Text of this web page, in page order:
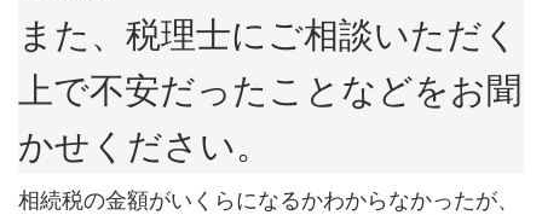
また、税理士にご相談いただく
上で不安だったことなどをお聞
かせください。
相続税の金額がいくらになるかわからなかったが、